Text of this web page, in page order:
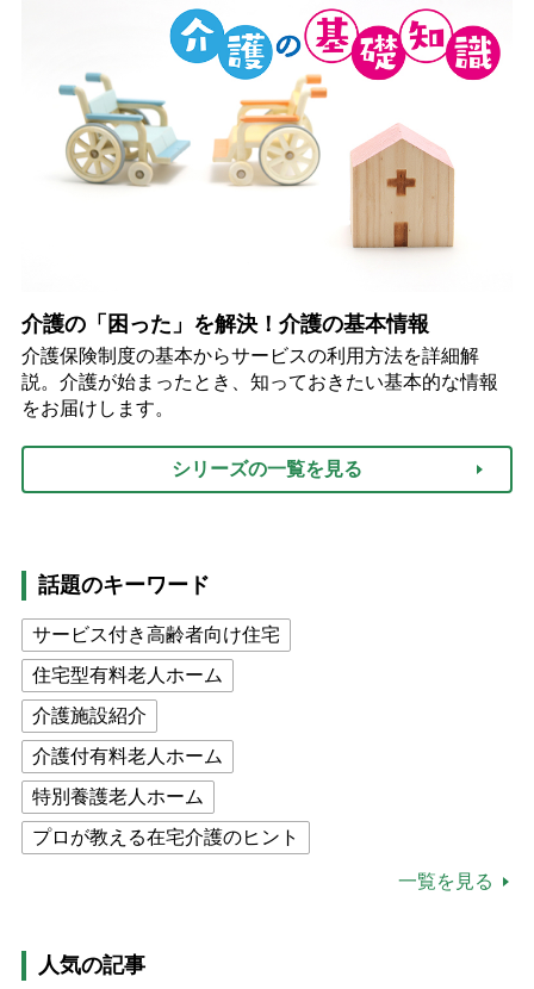
介護の「困った」を解決！介護の基本情報
介護保険制度の基本からサービスの利用方法を詳細解
説。介護が始まったとき、知っておきたい基本的な情報
をお届けします。
シリーズの一覧を見る
話題のキーワード
サービス付き高齢者向け住宅
住宅型有料老人ホーム
介護施設紹介
介護付有料老人ホーム
特別養護老人ホーム
プロが教える在宅介護のヒント
猫が母になつきません
一覧を見る
人気の記事